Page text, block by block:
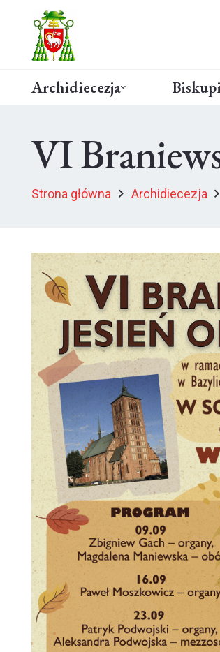
Archidiecezja
VI
Strona główna Archidiecezja